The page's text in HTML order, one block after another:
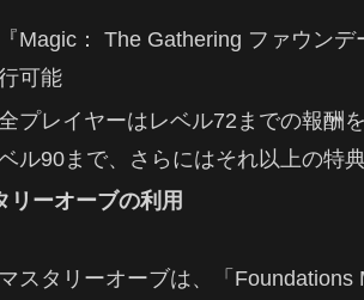
『Magic： The Gathering ファウン
可能
プレイヤーはレベル72までの報酬
ル90まで、さらにはそれ以上の特
リーオーブの利用
マスタリーオーブは、「